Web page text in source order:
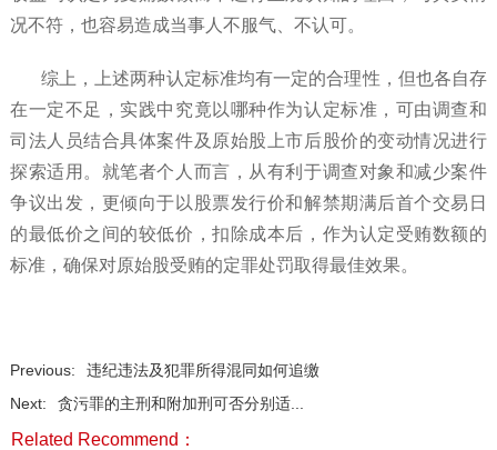
况不符，也容易造成当事人不服气、不认可。
综上，上述两种认定标准均有一定的合理性，但也各自存
在一定不足，实践中究竟以哪种作为认定标准，可由调查和
司法人员结合具体案件及原始股上市后股价的变动情况进行
探索适用。就笔者个人而言，从有利于调查对象和减少案件
争议出发，更倾向于以股票发行价和解禁期满后首个交易日
的最低价之间的较低价，扣除成本后，作为认定受贿数额的
标准，确保对原始股受贿的定罪处罚取得最佳效果。
Previous:
违纪违法及犯罪所得混同如何追缴
Next:
贪污罪的主刑和附加刑可否分别适...
Related Recommend：